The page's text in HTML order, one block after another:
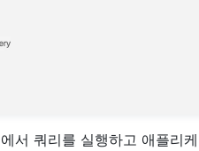
서 쿼리를 실행하고 애플리